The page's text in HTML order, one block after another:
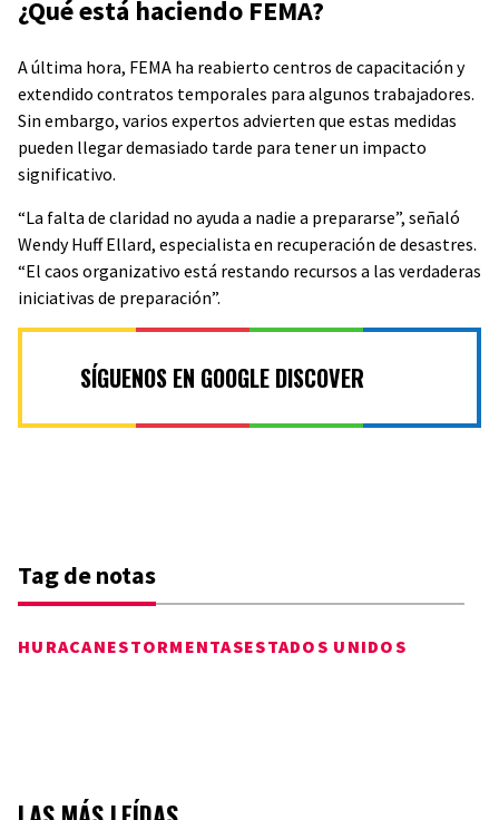
¿Qué está haciendo FEMA?
A última hora, FEMA ha reabierto centros de capacitación y
extendido contratos temporales para algunos trabajadores.
Sin embargo, varios expertos advierten que estas medidas
pueden llegar demasiado tarde para tener un impacto
significativo.
“La falta de claridad no ayuda a nadie a prepararse”, señaló
Wendy Huff Ellard, especialista en recuperación de desastres.
“El caos organizativo está restando recursos a las verdaderas
iniciativas de preparación”.
SÍGUENOS EN GOOGLE DISCOVER
Tag de notas
HURACANESTORMENTASESTADOS UNIDOS